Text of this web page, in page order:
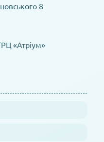
8
«Атріум»